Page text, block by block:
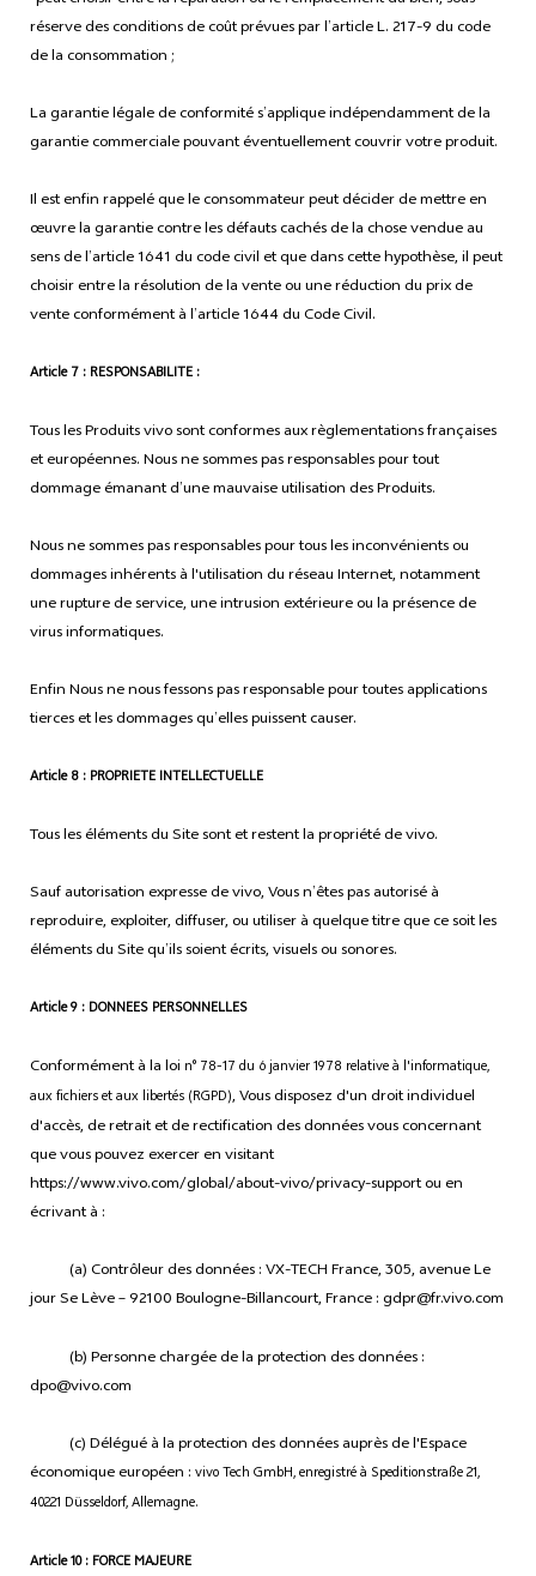
réserve des conditions de coût prévues par l’article L. 217-9 du code
de la consommation ;
La garantie légale de conformité s’applique indépendamment de la
garantie commerciale pouvant éventuellement couvrir votre produit.
Il est enfin rappelé que le consommateur peut décider de mettre en
œuvre la garantie contre les défauts cachés de la chose vendue au
sens de l’article 1641 du code civil et que dans cette hypothèse, il peut
choisir entre la résolution de la vente ou une réduction du prix de
vente conformément à l’article 1644 du Code Civil.
Article 7 : RESPONSABILITE :
Tous les Produits vivo sont conformes aux règlementations françaises
et européennes. Nous ne sommes pas responsables pour tout
dommage émanant d’une mauvaise utilisation des Produits.
Nous ne sommes pas responsables pour tous les inconvénients ou
dommages inhérents à l'utilisation du réseau Internet, notamment
une rupture de service, une intrusion extérieure ou la présence de
virus informatiques.
Enfin Nous ne nous fessons pas responsable pour toutes applications
tierces et les dommages qu’elles puissent causer.
Article 8 : PROPRIETE INTELLECTUELLE
Tous les éléments du Site sont et restent la propriété de vivo.
Sauf autorisation expresse de vivo, Vous n’êtes pas autorisé à
reproduire, exploiter, diffuser, ou utiliser à quelque titre que ce soit les
éléments du Site qu’ils soient écrits, visuels ou sonores.
Article 9 : DONNEES PERSONNELLES
Conformément à la loi n° 78-17 du 6 janvier 1978 relative à l'informatique,
aux fichiers et aux libertés (RGPD), Vous disposez d'un droit individuel
d'accès, de retrait et de rectification des données vous concernant
que vous pouvez exercer en visitant
https://www.vivo.com/global/about-vivo/privacy-support ou en
écrivant à :
(a) Contrôleur des données : VX-TECH France, 305, avenue Le
jour Se Lève – 92100 Boulogne-Billancourt, France : gdpr@fr.vivo.com
(b) Personne chargée de la protection des données :
dpo@vivo.com
(c) Délégué à la protection des données auprès de l'Espace
économique européen : vivo Tech GmbH, enregistré à Speditionstraße 21,
40221 Düsseldorf, Allemagne.
Article 10 : FORCE MAJEURE